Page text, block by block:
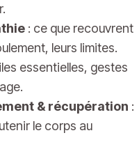
: ce que recouvrent
leurs limites.
essentielles, gestes
& récupération :
le corps au